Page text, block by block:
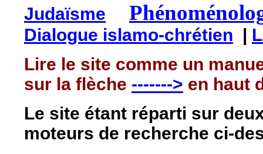
Judaïsme
Dialogue islamo-chrétien |
Lire le site comme un
sur la flèche -------> en haut
Le site étant réparti sur
moteurs de recherche ci-